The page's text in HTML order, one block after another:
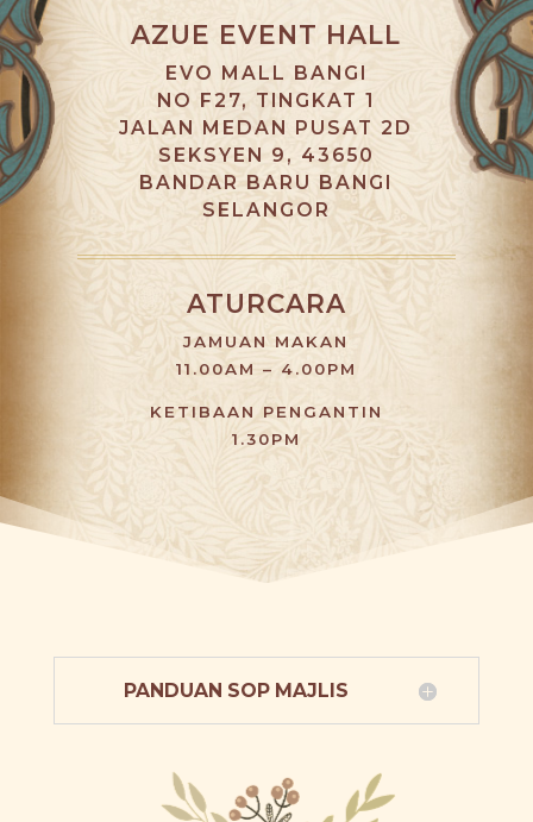
AZUE EVENT HALL
EVO MALL BANGI
NO F27, TINGKAT 1
JALAN MEDAN PUSAT 2D
SEKSYEN 9, 43650
BANDAR BARU BANGI
SELANGOR
ATURCARA
JAMUAN MAKAN
11.00AM – 4.00PM
KETIBAAN PENGANTIN
1.30PM
PANDUAN SOP MAJLIS